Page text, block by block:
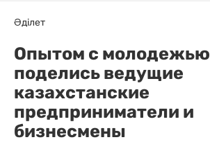
Әділет
Опытом с молодежью
поделись ведущие
казахстанские
предприниматели и
бизнесмены